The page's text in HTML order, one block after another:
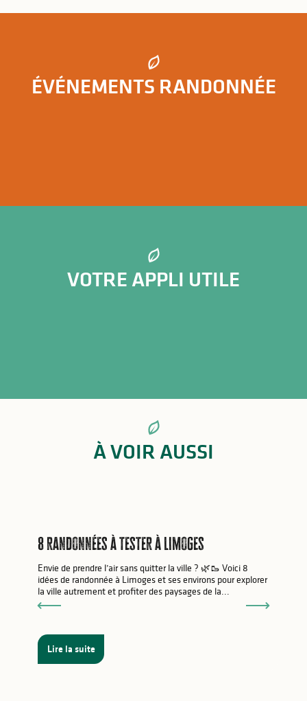
Le héron et la tortue
ÉVÉNEMENTS RANDONNÉE
VOTRE APPLI UTILE
À VOIR AUSSI
8 randonnées à tester à Limoges
Envie de prendre l’air sans quitter la ville ? 🌿🥾 Voici 8
idées de randonnée à Limoges et ses environs pour explorer
la ville autrement et profiter des paysages de la...
Lire la suite